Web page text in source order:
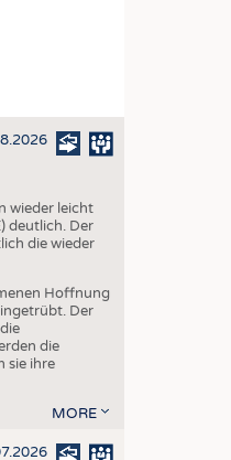
wieder leicht
deutlich. Der
die wieder
Hoffnung
Der
die
sie ihre
MORE